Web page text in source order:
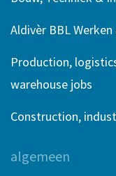
Aldivèr BBL Werken
Production,
warehouse jobs
Construction,
algemeen